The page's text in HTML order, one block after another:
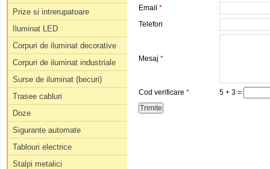
Prize si intrerupatoare
Iluminat LED
Corpuri de iluminat decorative
Corpuri de iluminat industriale
Surse de iluminat (becuri)
Trasee cabluri
Doze
Sigurante automate
Tablouri electrice
Stalpi metalici
Email *
Telefon
Mesaj *
Cod verificare * 5 + 3 =